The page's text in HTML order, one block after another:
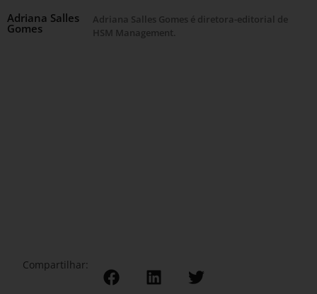
Adriana Salles
Gomes
Adriana Salles Gomes é diretora-editorial de
HSM Management.
Compartilhar: